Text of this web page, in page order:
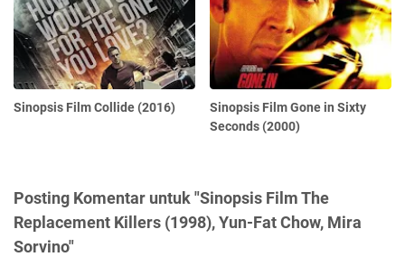
Sinopsis Film Collide (2016)
Sinopsis Film Gone in Sixty
Seconds (2000)
Posting Komentar untuk "Sinopsis Film The
Replacement Killers (1998), Yun-Fat Chow, Mira
Sorvino"